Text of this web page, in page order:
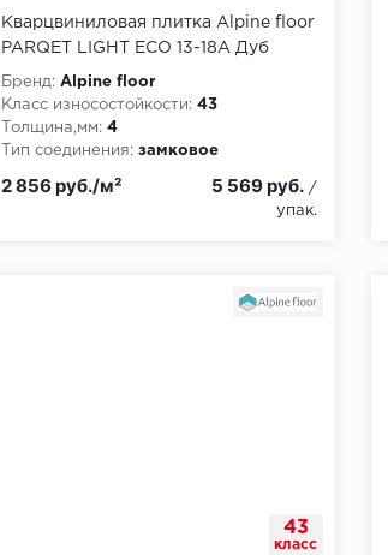
Кварцвиниловая плитка Alpine floor
PARQET LIGHT ECO 13-18A Дуб
Лейтена
Бренд: Alpine floor
Класс износостойкости: 43
Толщина,мм: 4
Тип соединения: замковое
2 856 руб./м² 5 569 руб. /
упак.
43
класс